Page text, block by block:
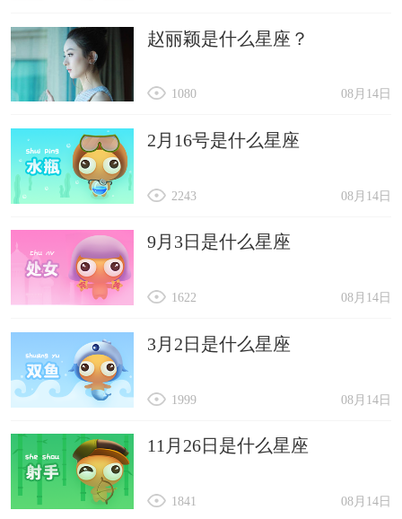
赵丽颖是什么星座？
08月14日
1080
2月16号是什么星座
08月14日
2243
9月3日是什么星座
08月14日
1622
3月2日是什么星座
08月14日
1999
11月26日是什么星座
08月14日
1841